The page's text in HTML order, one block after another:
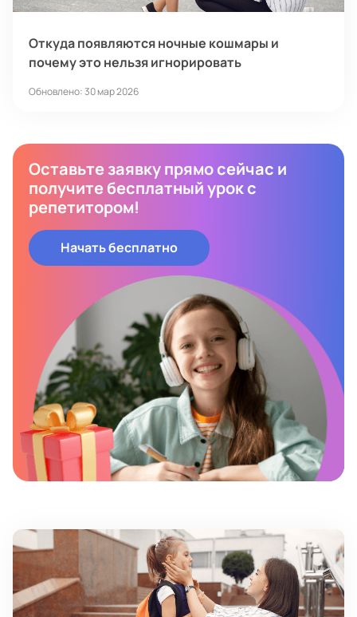
Откуда появляются ночные кошмары и
почему это нельзя игнорировать
Обновлено: 30 мар 2026
Оставьте заявку прямо сейчас и
получите бесплатный урок с
репетитором!
Начать бесплатно